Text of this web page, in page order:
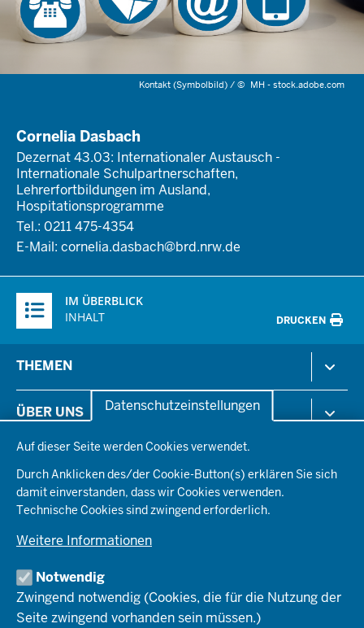
Datenschutzeinstellungen
Auf dieser Seite werden Cookies verwendet.
Durch Anklicken des/der Cookie-Button(s) erklären Sie sich
damit einverstanden, dass wir Cookies verwenden.
Technische Cookies sind zwingend erforderlich.
Weitere Informationen
Notwendig
Zwingend notwendig (Cookies, die für die Nutzung der
Seite zwingend vorhanden sein müssen.)
Kontakt (Symbolbild) /© MH - stock.adobe.com
Cornelia Dasbach
Dezernat 43.03: Internationaler Austausch -
Internationale Schulpartnerschaften,
Lehrerfortbildungen im Ausland,
Hospitationsprogramme
Tel.: 0211 475-4354
E-Mail: cornelia.dasbach@brd.nrw.de
Inhalte
IM ÜBERBLICK
INHALT
DRUCKEN
in
der
Fußzeile
THEMEN
Gesundheit & Soziales
Kommunales & Wirtschaft
Planen & Bauen
Schule & Bildung
Umwelt & Natur
ÜBER UNS
Aktenpläne
Organisationsstruktur
Behördenleitung
Die Bezirksregierung
Organisationsplan
Institutionen
Arbeitgeberprofil
Stellenangebote
Ausbildung
PRESSE
Pressefotos
Social-Media-Kanäle
REGIONALRAT DÜSSELDORF
SERVICES